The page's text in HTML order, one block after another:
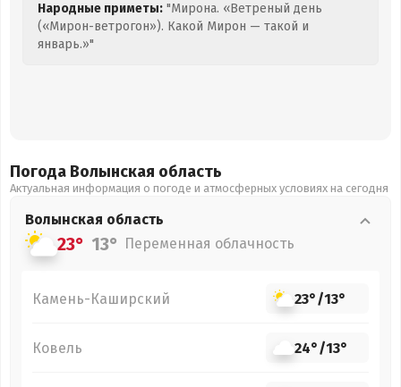
Народные приметы: "Мирона. «Ветреный день
(«Мирон-ветрогон»). Какой Мирон — такой и
январь.»"
Погода Волынская область
Актуальная информация о погоде и атмосферных условиях на сегодня
Волынская область
23° 13° Переменная облачность
Камень-Каширский 23°/13°
Ковель 24°/13°